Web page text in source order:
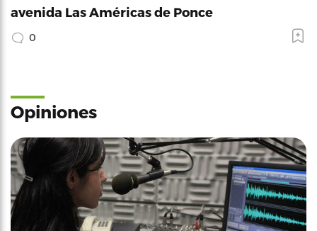
avenida Las Américas de Ponce
0
Opiniones